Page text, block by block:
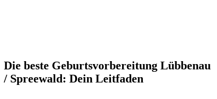
Die beste Geburtsvorbereitung Lübbenau
/ Spreewald: Dein Leitfaden